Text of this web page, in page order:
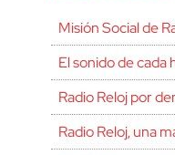
Misión Social de
El sonido de cada
Radio Reloj por
Radio Reloj, una